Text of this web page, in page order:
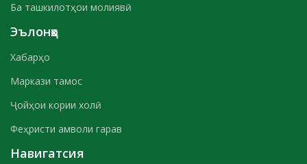
Ба ташкилотҳои молиявӣ
Эълонҳо
Хабарҳо
Маркази тамос
Ҷойҳои кории холӣ
Феҳристи амволи гарав
Навигатсия